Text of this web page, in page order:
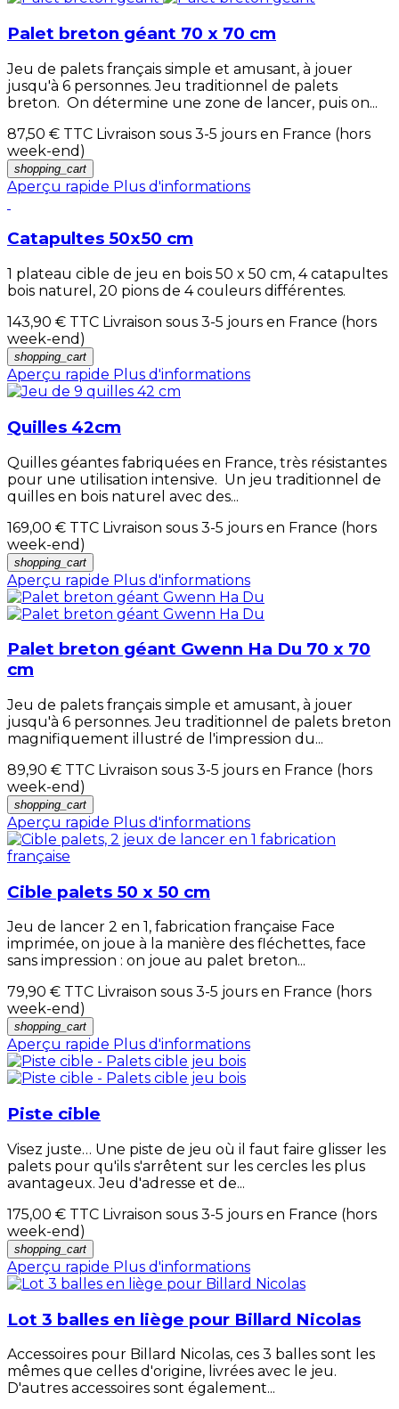
Palet breton géant 70 x 70 cm
Jeu de palets français simple et amusant, à jouer
jusqu'à 6 personnes. Jeu traditionnel de palets
breton. On détermine une zone de lancer, puis on...
87,50 € TTC Livraison sous 3-5 jours en France (hors
week-end)
shopping_cart
Aperçu rapide Plus d'informations
Catapultes 50x50 cm
1 plateau cible de jeu en bois 50 x 50 cm, 4 catapultes
bois naturel, 20 pions de 4 couleurs différentes.
143,90 € TTC Livraison sous 3-5 jours en France (hors
week-end)
shopping_cart
Aperçu rapide Plus d'informations
Quilles 42cm
Quilles géantes fabriquées en France, très résistantes
pour une utilisation intensive. Un jeu traditionnel de
quilles en bois naturel avec des...
169,00 € TTC Livraison sous 3-5 jours en France (hors
week-end)
shopping_cart
Aperçu rapide Plus d'informations
Palet breton géant Gwenn Ha Du 70 x 70
cm
Jeu de palets français simple et amusant, à jouer
jusqu'à 6 personnes. Jeu traditionnel de palets breton
magnifiquement illustré de l'impression du...
89,90 € TTC Livraison sous 3-5 jours en France (hors
week-end)
shopping_cart
Aperçu rapide Plus d'informations
Cible palets 50 x 50 cm
Jeu de lancer 2 en 1, fabrication française Face
imprimée, on joue à la manière des fléchettes, face
sans impression : on joue au palet breton...
79,90 € TTC Livraison sous 3-5 jours en France (hors
week-end)
shopping_cart
Aperçu rapide Plus d'informations
Piste cible
Visez juste… Une piste de jeu où il faut faire glisser les
palets pour qu'ils s'arrêtent sur les cercles les plus
avantageux. Jeu d'adresse et de...
175,00 € TTC Livraison sous 3-5 jours en France (hors
week-end)
shopping_cart
Aperçu rapide Plus d'informations
Lot 3 balles en liège pour Billard Nicolas
Accessoires pour Billard Nicolas, ces 3 balles sont les
mêmes que celles d'origine, livrées avec le jeu.
D'autres accessoires sont également...